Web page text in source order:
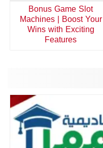
Bonus Game Slot
Machines | Boost Your
Wins with Exciting
Features